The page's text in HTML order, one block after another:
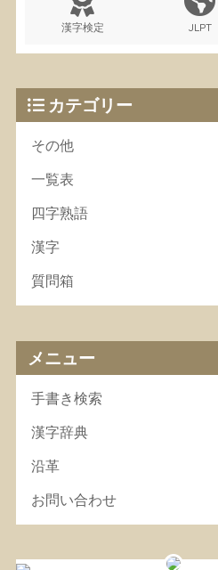
漢字検定 JLPT
カテゴリー
その他
一覧表
四字熟語
漢字
質問箱
メニュー
手書き検索
漢字辞典
沿革
お問い合わせ